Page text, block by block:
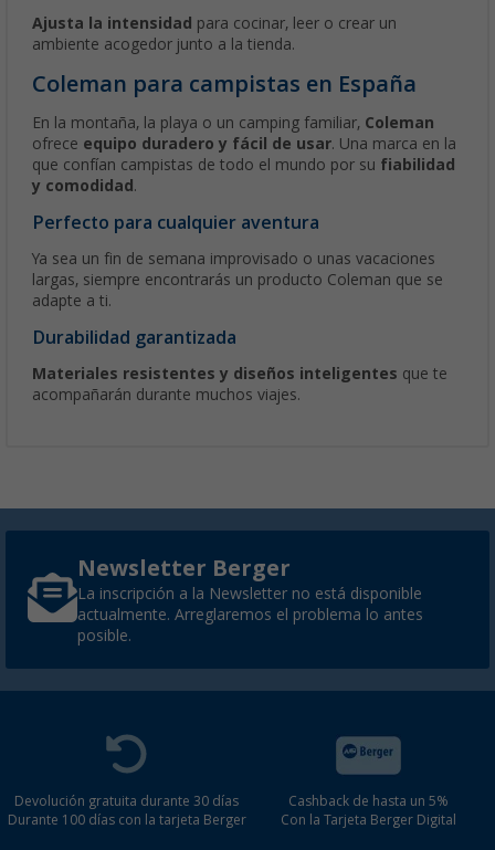
Ajusta la intensidad para cocinar, leer o crear un
ambiente acogedor junto a la tienda.
Coleman para campistas en España
En la montaña, la playa o un camping familiar, Coleman
ofrece equipo duradero y fácil de usar. Una marca en la
que confían campistas de todo el mundo por su fiabilidad
y comodidad .
Perfecto para cualquier aventura
Ya sea un fin de semana improvisado o unas vacaciones
largas, siempre encontrarás un producto Coleman que se
adapte a ti.
Durabilidad garantizada
Materiales resistentes y diseños inteligentes que te
acompañarán durante muchos viajes.
Newsletter Berger
La inscripción a la Newsletter no está disponible
actualmente. Arreglaremos el problema lo antes
posible.
Devolución gratuita durante 30 días
Durante 100 días con la tarjeta Berger
Cashback de hasta un 5%
Con la Tarjeta Berger Digital